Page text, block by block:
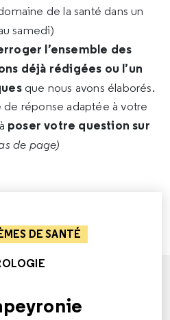
de la santé dans un
samedi)
l’ensemble des
déjà rédigées ou l’un
que nous avons élaborés.
de réponse adaptée à votre
poser votre question sur
de page)
DE SANTÉ